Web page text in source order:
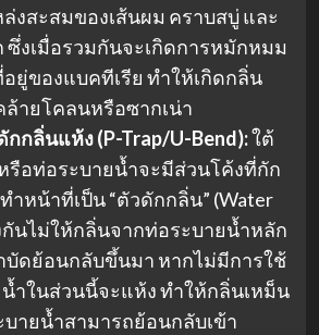
งสะสมของเส้นผม คราบสบู่ และ
ซึ่งเมื่อรวมกันจะเกิดการหมักหมม
ยู่ของแบคทีเรีย ทำให้เกิดกลิ่น
ล้ายโคลนหรือซากเน่า
กลิ่นแห้ง (P-Trap/U-Bend):ใต้
อท่อระบายน้ำจะมีส่วนโค้งที่กัก
ำหน้าที่เป็น “ตัวดักกลิ่น” (Water
กันไม่ให้กลิ่นจากท่อระบายน้ำหลัก
บัดย้อนกลับขึ้นมา หากไม่มีการใช้
น้ำในส่วนนี้จะแห้ง ทำให้กลิ่นเหม็น
ายน้ำสามารถย้อนกลับเข้า